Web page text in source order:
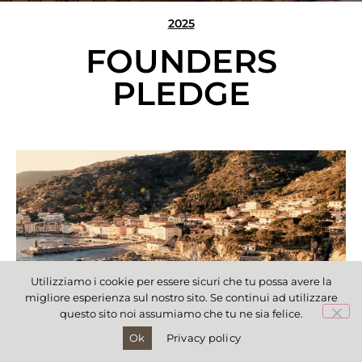
2025
FOUNDERS
PLEDGE
Utilizziamo i cookie per essere sicuri che tu possa avere la
migliore esperienza sul nostro sito. Se continui ad utilizzare
questo sito noi assumiamo che tu ne sia felice.
Ok
Privacy policy